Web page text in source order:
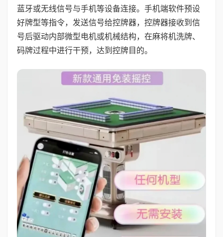
蓝牙或无线信号与手机等设备连接。手机端软件预设
好牌型等指令，发送信号给控牌器，控牌器接收到信
号后驱动内部微型电机或机械结构，在麻将机洗牌、
码牌过程中进行干预，达到控牌目的。